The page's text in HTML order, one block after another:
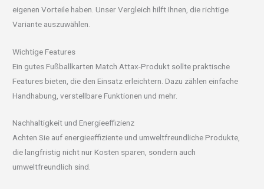
eigenen Vorteile haben. Unser Vergleich hilft Ihnen, die richtige
Variante auszuwählen.
Wichtige Features
Ein gutes Fußballkarten Match Attax-Produkt sollte praktische
Features bieten, die den Einsatz erleichtern. Dazu zählen einfache
Handhabung, verstellbare Funktionen und mehr.
Nachhaltigkeit und Energieeffizienz
Achten Sie auf energieeffiziente und umweltfreundliche Produkte,
die langfristig nicht nur Kosten sparen, sondern auch
umweltfreundlich sind.